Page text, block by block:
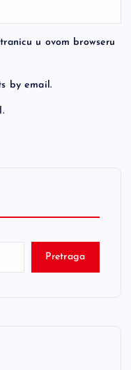
u ovom browseru
by email.
Pretraga